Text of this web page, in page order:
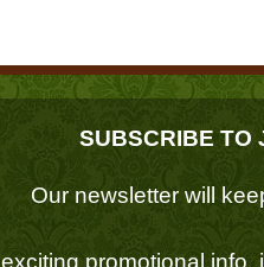
SUBSCRIBE TO
Our newsletter will
exciting promotional info,